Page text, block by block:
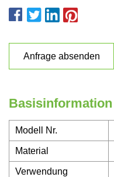
Anfrage absenden
Basisinformation
Modell Nr.
Material
Verwendung